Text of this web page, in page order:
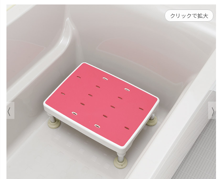
クリックで拡大